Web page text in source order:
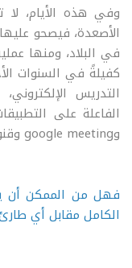
وفي هذه الأيام، لا
الأصعدة، فيصحو
في البلاد، ومنها
كفيلةً في السنوات
التدريس
وgoogle meeting وقنوات وصفحات الانترنت...
فهل من الممكن أن
الكامل مقابل أي